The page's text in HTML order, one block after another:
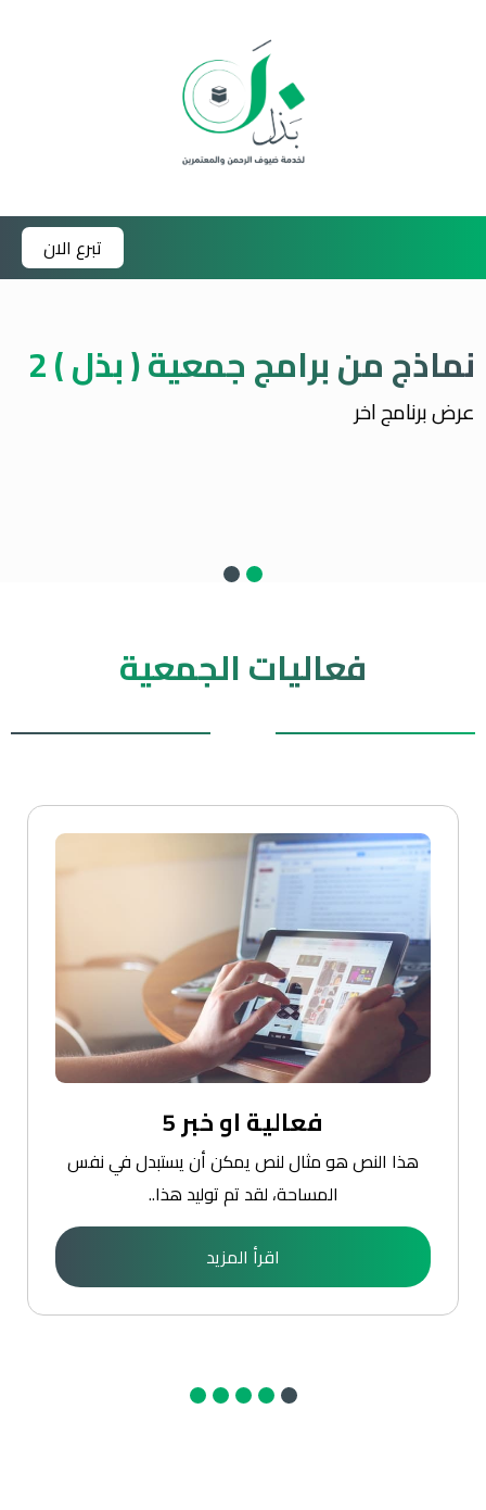
تبرع الان
نماذج من برامج جمعية ( بذل ) 2
عرض برنامج اخر
فعاليات الجمعية
فعالية او خبر 5
هذا النص هو مثال لنص يمكن أن يستبدل في نفس
المساحة، لقد تم توليد هذا..
اقرأ المزيد